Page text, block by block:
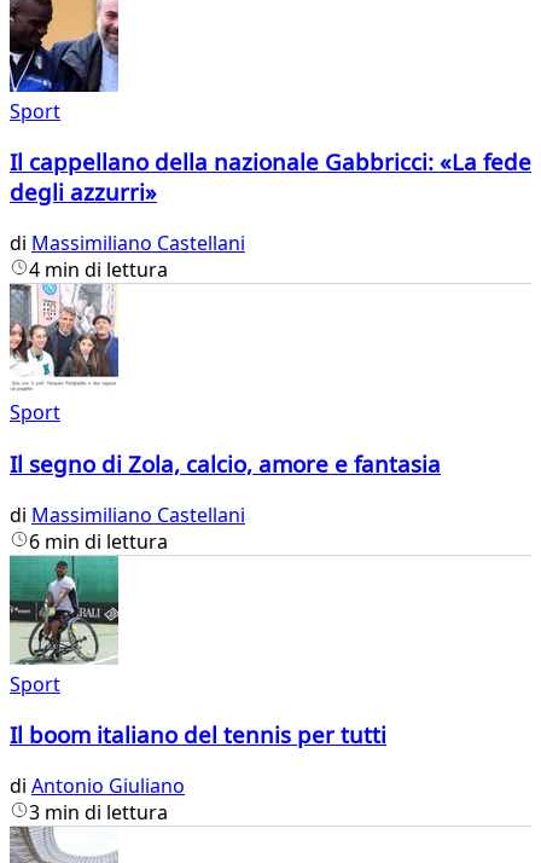
Sport
Il cappellano della nazionale Gabbricci: «La fede
degli azzurri»
di Massimiliano Castellani
4 min di lettura
Sport
Il segno di Zola, calcio, amore e fantasia
di Massimiliano Castellani
6 min di lettura
Sport
Il boom italiano del tennis per tutti
di Antonio Giuliano
3 min di lettura